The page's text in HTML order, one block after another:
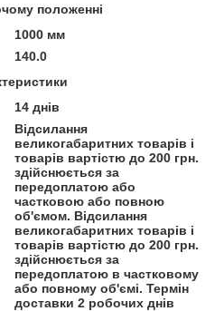
положенні
1000 мм
140.0
14 днів
Відсилання
великогабаритних товарів і
товарів вартістю до 200 грн.
здійснюється за
передоплатою або
частковою або повною
об'ємом. Відсилання
великогабаритних товарів і
товарів вартістю до 200 грн.
здійснюється за
передоплатою в частковому
або повному об'ємі. Термін
доставки 2 робочих днів